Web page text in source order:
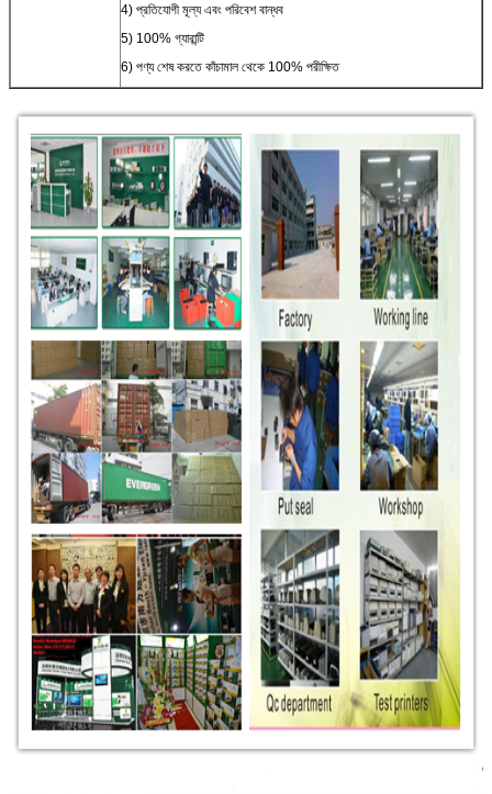
4) প্রতিযোগী মূল্য এবং পরিবেশ বান্ধব
5) 100% গ্যারান্টি
6) পণ্য শেষ করতে কাঁচামাল থেকে 100% পরীক্ষিত